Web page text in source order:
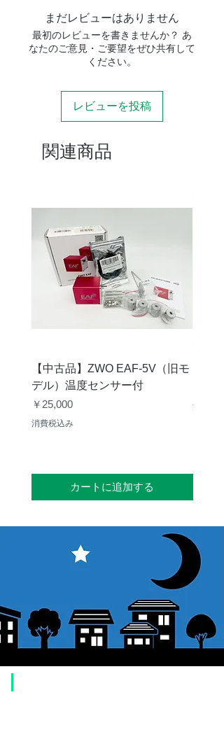
まだレビューはありません
最初のレビューを書きませんか？ あ
なたのご意見・ご要望をぜひ共有して
ください。
レビューを投稿
関連商品
【中古品】ZWO EAF-5V（旧モ
デル）温度センサー付
価格
￥25,000
消費税込み
カートに追加する
消費税込